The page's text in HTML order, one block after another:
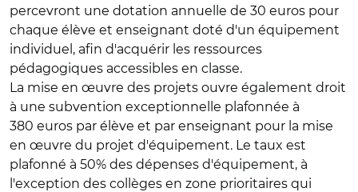
percevront une dotation annuelle de 30 euros pour
chaque élève et enseignant doté d'un équipement
individuel, afin d'acquérir les ressources
pédagogiques accessibles en classe.
La mise en œuvre des projets ouvre également droit
à une subvention exceptionnelle plafonnée à
380 euros par élève et par enseignant pour la mise
en œuvre du projet d'équipement. Le taux est
plafonné à 50% des dépenses d'équipement, à
l'exception des collèges en zone prioritaires qui